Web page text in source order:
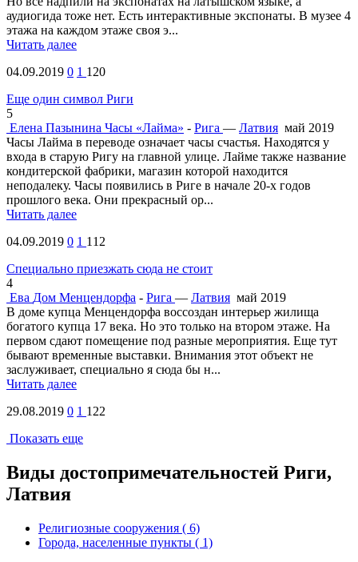
аудиогида тоже нет. Есть интерактивные экспонаты. В музее 4
этажа на каждом этаже своя э...
Читать далее
04.09.2019 0 1 120
Еще один символ Риги
5
Елена Пазынина Часы «Лайма» - Рига — Латвия май 2019
Часы Лайма в переводе означает часы счастья. Находятся у
входа в старую Ригу на главной улице. Лайме также название
кондитерской фабрики, магазин которой находится
неподалеку. Часы появились в Риге в начале 20-х годов
прошлого века. Они прекрасный ор...
Читать далее
04.09.2019 0 1 112
Специально приезжать сюда не стоит
4
Ева Дом Менцендорфа - Рига — Латвия май 2019
В доме купца Менцендорфа воссоздан интерьер жилища
богатого купца 17 века. Но это только на втором этаже. На
первом сдают помещение под разные мероприятия. Еще тут
бывают временные выставки. Внимания этот объект не
заслуживает, специально я сюда бы н...
Читать далее
29.08.2019 0 1 122
Показать еще
Виды достопримечательностей Риги,
Латвия
Религиозные сооружения ( 6)
Города, населенные пункты ( 1)